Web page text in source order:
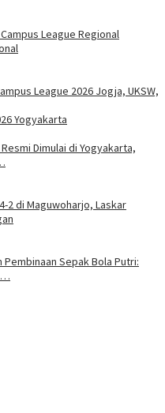
League Regional
League 2026 Jogja, UKSW,
Dimulai di Yogyakarta,
2 di Maguwoharjo, Laskar
Pembinaan Sepak Bola Putri: